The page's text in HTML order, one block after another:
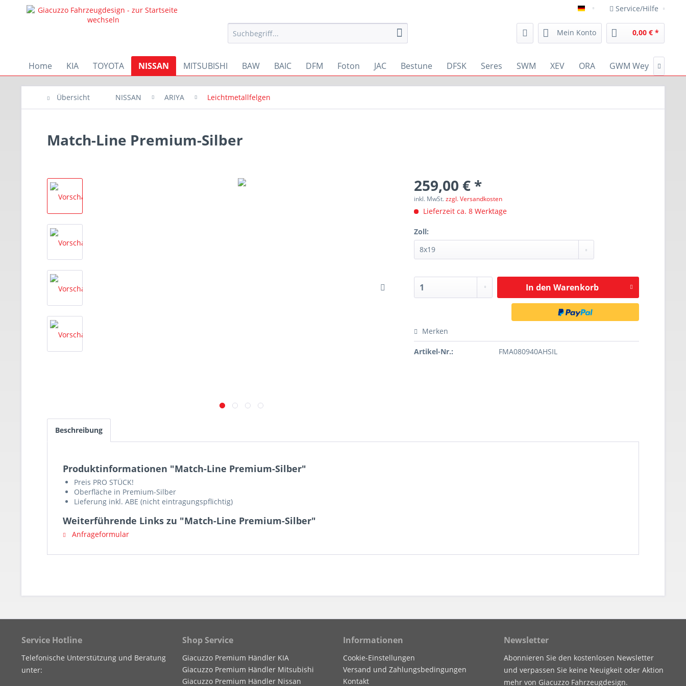
deutsch Service/Hilfe
Mein Konto 0,00 € *
Home KIA TOYOTA NISSAN MITSUBISHI BAW BAIC DFM Foton JAC Bestune DFSK Seres SWM XEV ORA GWM Wey 
Übersicht NISSAN ARIYA Leichtmetallfelgen
Match-Line Premium-Silber
259,00 € *
inkl. MwSt.zzgl. Versandkosten
Lieferzeit ca. 8 Werktage
Zoll:
In den Warenkorb
Merken
Artikel-Nr.: FMA080940AHSIL
Beschreibung
Produktinformationen "Match-Line Premium-Silber"
Preis PRO STÜCK!
Oberfläche in Premium-Silber
Lieferung inkl. ABE (nicht eintragungspflichtig)
Weiterführende Links zu "Match-Line Premium-Silber"
Anfrageformular
Service Hotline
Telefonische Unterstützung und Beratung
unter:
Shop Service
Giacuzzo Premium Händler KIA
Giacuzzo Premium Händler Mitsubishi
Giacuzzo Premium Händler Nissan
Informationen
Cookie-Einstellungen
Versand und Zahlungsbedingungen
Kontakt
Newsletter
Abonnieren Sie den kostenlosen Newsletter
und verpassen Sie keine Neuigkeit oder Aktion
mehr von Giacuzzo Fahrzeugdesign.